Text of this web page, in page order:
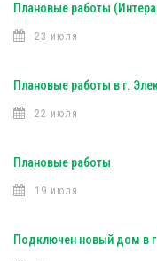
Плановые работы
23 июля
Плановые работы в г.
22 июля
Плановые работы
19 июля
Подключен новый дом в